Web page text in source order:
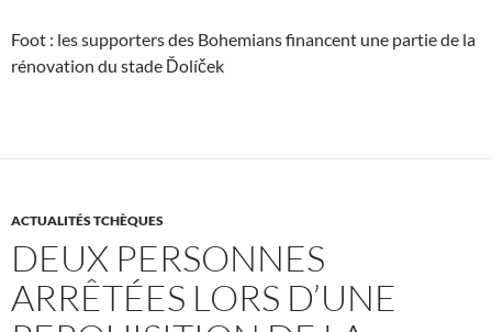
Foot : les supporters des Bohemians financent une partie de la
rénovation du stade Ďolíček
ACTUALITÉS TCHÈQUES
DEUX PERSONNES
ARRÊTÉES LORS D’UNE